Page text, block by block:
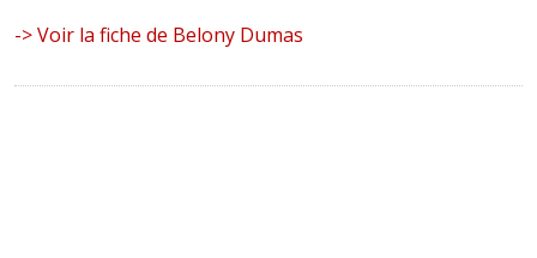
-> Voir la fiche de Belony Dumas